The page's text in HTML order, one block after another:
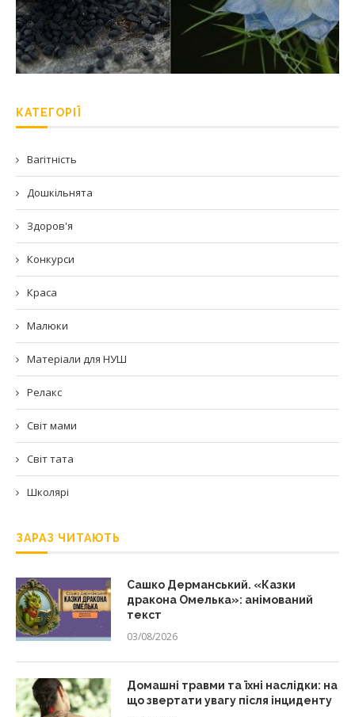
КАТЕГОРІЇ
Вагітність
Дошкільнята
Здоров'я
Конкурси
Краса
Малюки
Матеріали для НУШ
Релакс
Світ мами
Світ тата
Школярі
ЗАРАЗ ЧИТАЮТЬ
Сашко Дерманський. «Казки
дракона Омелька»: анімований
текст
03/08/2026
Домашні травми та їхні наслідки: на
що звертати увагу після інциденту